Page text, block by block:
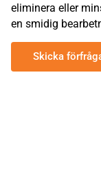
eliminera eller
en smidig
Skicka